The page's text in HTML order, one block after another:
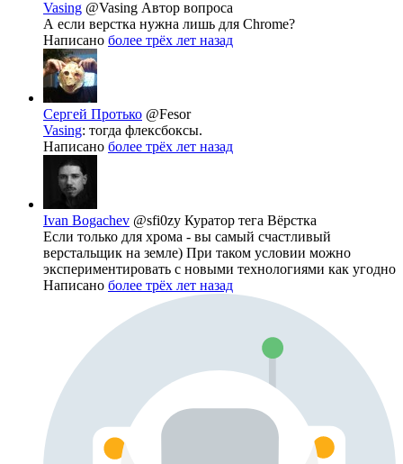
Vasing @Vasing Автор вопроса
А если верстка нужна лишь для Chrome?
Написано более трёх лет назад
Сергей Протько @Fesor
Vasing: тогда флексбоксы.
Написано более трёх лет назад
Ivan Bogachev @sfi0zy Куратор тега Вёрстка
Если только для хрома - вы самый счастливый
верстальщик на земле) При таком условии можно
экспериментировать с новыми технологиями как угодно
Написано более трёх лет назад